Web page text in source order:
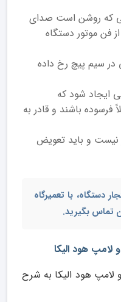
که روشن است صدای
فن موتور دستگاه
سیم پیچ رخ داده
ایجاد شود که
فرسوده باشند و قادر به
نیست و باید تعویض
دستگاه، با تعمیرگاه
تماس بگیرید.
لامپ هود الیکا
لامپ هود الیکا به شرح